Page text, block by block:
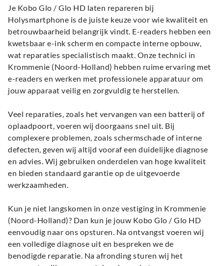
Je Kobo Glo / Glo HD laten repareren bij
Holysmartphone is de juiste keuze voor wie kwaliteit en
betrouwbaarheid belangrijk vindt. E-readers hebben een
kwetsbaar e-ink scherm en compacte interne opbouw,
wat reparaties specialistisch maakt. Onze technici in
Krommenie (Noord-Holland) hebben ruime ervaring met
e-readers en werken met professionele apparatuur om
jouw apparaat veilig en zorgvuldig te herstellen.
Veel reparaties, zoals het vervangen van een batterij of
oplaadpoort, voeren wij doorgaans snel uit. Bij
complexere problemen, zoals schermschade of interne
defecten, geven wij altijd vooraf een duidelijke diagnose
en advies. Wij gebruiken onderdelen van hoge kwaliteit
en bieden standaard garantie op de uitgevoerde
werkzaamheden.
Kun je niet langskomen in onze vestiging in Krommenie
(Noord-Holland)? Dan kun je jouw Kobo Glo / Glo HD
eenvoudig naar ons opsturen. Na ontvangst voeren wij
een volledige diagnose uit en bespreken we de
benodigde reparatie. Na afronding sturen wij het